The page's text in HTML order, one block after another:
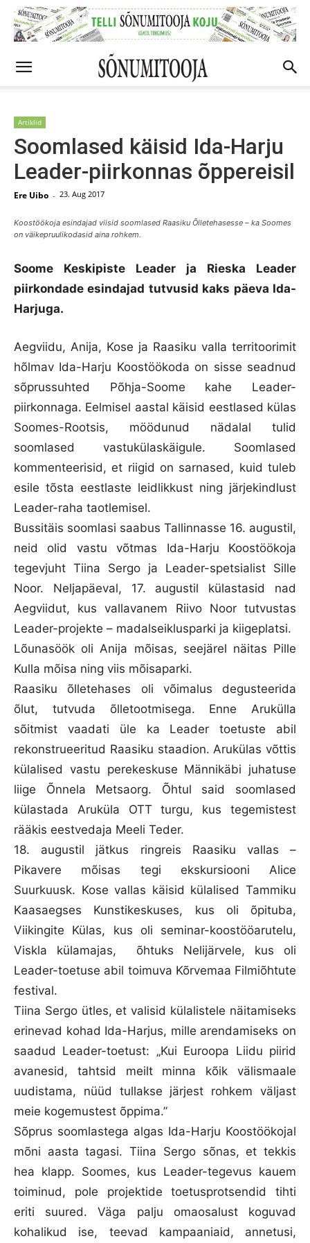
Artiklid
Soomlased käisid Ida-Harju
Leader-piirkonnas õppereisil
Ere Uibo - 23. Aug 2017
Koostöökoja esindajad viisid soomlased Raasiku Õlletehasesse – ka Soomes
on väikepruulikodasid aina rohkem.
Soome Keskipiste Leader ja Rieska Leader
piirkondade esindajad tutvusid kaks päeva Ida-
Harjuga.
Aegviidu, Anija, Kose ja Raasiku valla territoorimit
hõlmav Ida-Harju Koostöökoda on sisse seadnud
sõprussuhted Põhja-Soome kahe Leader-
piirkonnaga. Eelmisel aastal käisid eestlased külas
Soomes-Rootsis, möödunud nädalal tulid
soomlased vastukülaskäigule. Soomlased
kommenteerisid, et riigid on sarnased, kuid tuleb
esile tõsta eestlaste leidlikkust ning järjekindlust
Leader-raha taotlemisel.
Bussitäis soomlasi saabus Tallinnasse 16. augustil,
neid olid vastu võtmas Ida-Harju Koostöökoja
tegevjuht Tiina Sergo ja Leader-spetsialist Sille
Noor. Neljapäeval, 17. augustil külastasid nad
Aegviidut, kus vallavanem Riivo Noor tutvustas
Leader-projekte – madalseiklusparki ja kiigeplatsi.
Lõunasöök oli Anija mõisas, seejärel näitas Pille
Kulla mõisa ning viis mõisaparki.
Raasiku õlletehases oli võimalus degusteerida
õlut, tutvuda õlletootmisega. Enne Arukülla
sõitmist vaadati üle ka Leader toetuste abil
rekonstrueeritud Raasiku staadion. Arukülas võttis
külalised vastu perekeskuse Männikäbi juhatuse
liige Õnnela Metsaorg. Õhtul said soomlased
külastada Aruküla OTT turgu, kus tegemistest
rääkis eestvedaja Meeli Teder.
18. augustil jätkus ringreis Raasiku vallas –
Pikavere mõisas tegi ekskursiooni Alice
Suurkuusk. Kose vallas käisid külalised Tammiku
Kaasaegses Kunstikeskuses, kus oli õpituba,
Viikingite Külas, kus oli seminar-koostööarutelu,
Viskla külamajas, õhtuks Nelijärvele, kus oli
Leader-toetuse abil toimuva Kõrvemaa Filmiõhtute
festival.
Tiina Sergo ütles, et valisid külalistele näitamiseks
erinevad kohad Ida-Harjus, mille arendamiseks on
saadud Leader-toetust: „Kui Euroopa Liidu piirid
avanesid, tahtsid meilt minna kõik välismaale
uudistama, nüüd tullakse järjest rohkem väljast
meie kogemustest õppima.”
Sõprus soomlastega algas Ida-Harju Koostöökojal
mõni aasta tagasi. Tiina Sergo sõnas, et tekkis
hea klapp. Soomes, kus Leader-tegevus kauem
toiminud, pole projektide toetusprotsendid tihti
eriti suured. Väga palju omaosalust koguvad
kohalikud ise, teevad kampaaniaid, annetusi,